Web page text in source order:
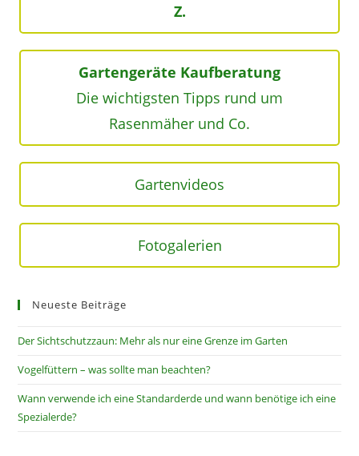
Z.
Gartengeräte Kaufberatung
Die wichtigsten Tipps rund um
Rasenmäher und Co.
Gartenvideos
Fotogalerien
Neueste Beiträge
Der Sichtschutzzaun: Mehr als nur eine Grenze im Garten
Vogelfüttern – was sollte man beachten?
Wann verwende ich eine Standarderde und wann benötige ich eine
Spezialerde?